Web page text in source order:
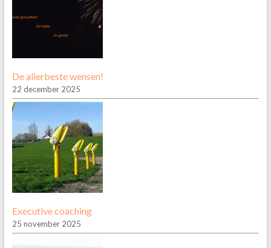
De allerbeste wensen!
22 december 2025
Executive coaching
25 november 2025